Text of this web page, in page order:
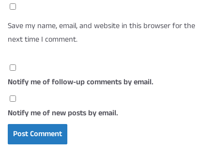
Save my name, email, and website in this browser for the
next time I comment.
Notify me of follow-up comments by email.
Notify me of new posts by email.